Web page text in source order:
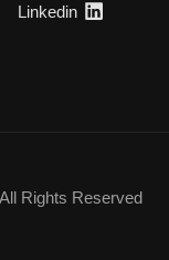
Linkedin
Rights Reserved.